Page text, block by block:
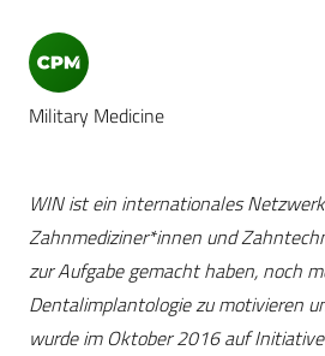
Military Medicine
WIN ist ein internationales
Zahnmediziner*innen und
zur Aufgabe gemacht haben, noch
Dentalimplantologie zu motivieren
wurde im Oktober 2016 auf